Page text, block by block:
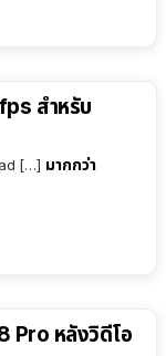
สำหรับ
[…] มากกว่า
Pro หลังวิดีโอ